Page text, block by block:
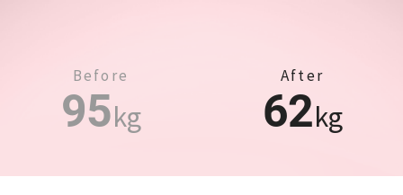
Before
95kg
After
62kg